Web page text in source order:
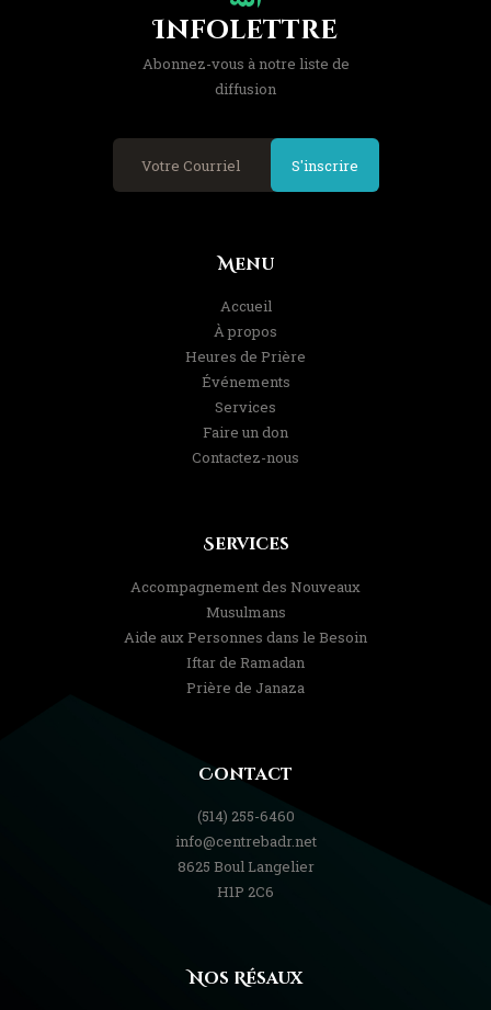
Infolettre
Abonnez-vous à notre liste de
diffusion
S'inscrire
Menu
Accueil
À propos
Heures de Prière
Événements
Services
Faire un don
Contactez-nous
Services
Accompagnement des Nouveaux
Musulmans
Aide aux Personnes dans le Besoin
Iftar de Ramadan
Prière de Janaza
Contact
(514) 255-6460
info@centrebadr.net
8625 Boul Langelier
H1P 2C6
Nos Résaux